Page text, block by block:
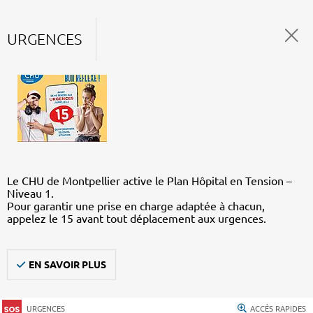
URGENCES
Le CHU de Montpellier active le Plan Hôpital en Tension –
Niveau 1.
Pour garantir une prise en charge adaptée à chacun,
appelez le 15 avant tout déplacement aux urgences.
EN SAVOIR PLUS
URGENCES ACCÈS RAPIDES